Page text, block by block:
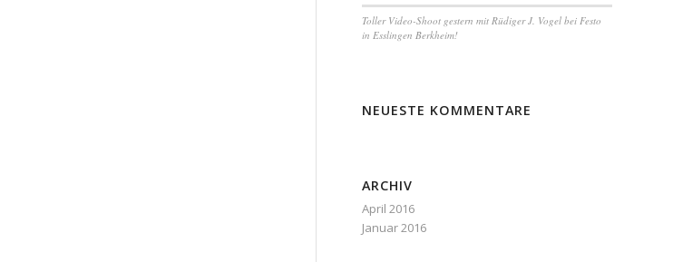
Toller Video-Shoot gestern mit Rüdiger J. Vogel bei Festo
in Esslingen Berkheim!
NEUESTE KOMMENTARE
ARCHIV
April 2016
Januar 2016